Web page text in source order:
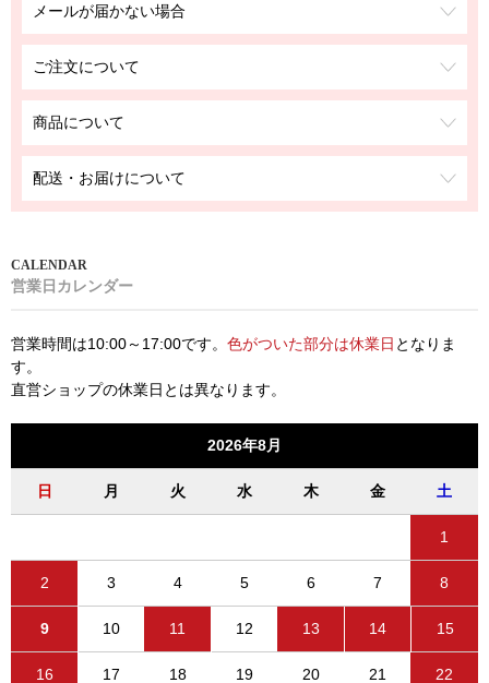
メールが届かない場合
ご注文について
商品について
配送・お届けについて
営業日カレンダー
営業時間は10:00～17:00です。 色がついた部分は休業日 となりま
す。
直営ショップの休業日とは異なります。
2026年8月
日 月 火 水 木 金 土
1
2 3 4 5 6 7 8
9 10 11 12 13 14 15
16 17 18 19 20 21 22